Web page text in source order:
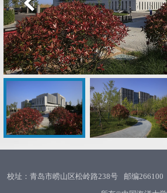
校址：青岛市崂山区松岭路238号 邮编266100